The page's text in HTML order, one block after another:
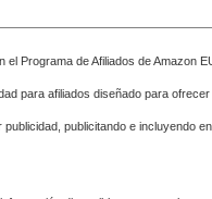
el Programa de Afiliados de Amazon
para afiliados diseñado para
publicitando e incluyendo